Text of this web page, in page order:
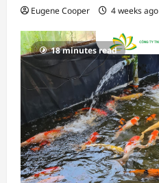
Eugene Cooper 4 weeks ago
18 minutes read